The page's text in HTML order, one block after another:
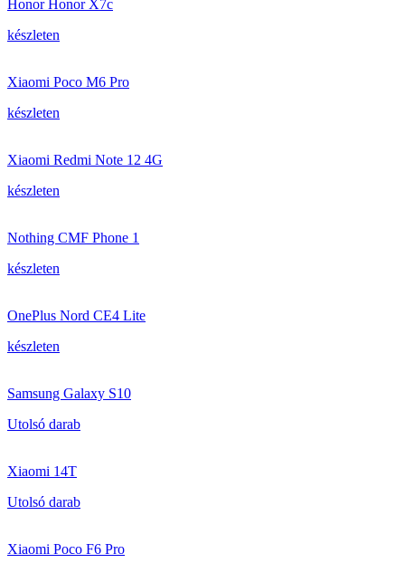
Honor Honor X7c
készleten
Xiaomi Poco M6 Pro
készleten
Xiaomi Redmi Note 12 4G
készleten
Nothing CMF Phone 1
készleten
OnePlus Nord CE4 Lite
készleten
Samsung Galaxy S10
Utolsó darab
Xiaomi 14T
Utolsó darab
Xiaomi Poco F6 Pro